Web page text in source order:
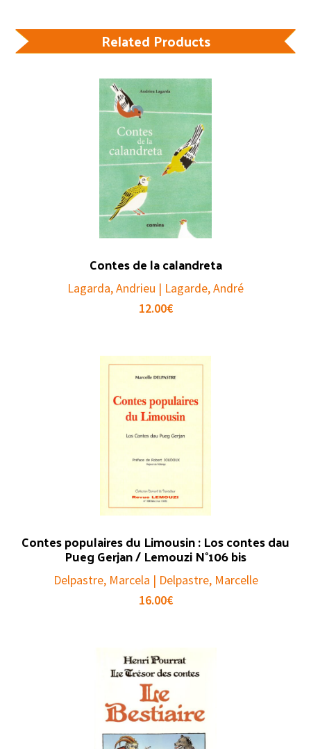
Related Products
Contes de la calandreta
Lagarda, Andrieu | Lagarde, André
12.00€
Contes populaires du Limousin : Los contes dau
Pueg Gerjan / Lemouzi N°106 bis
Delpastre, Marcela | Delpastre, Marcelle
16.00€